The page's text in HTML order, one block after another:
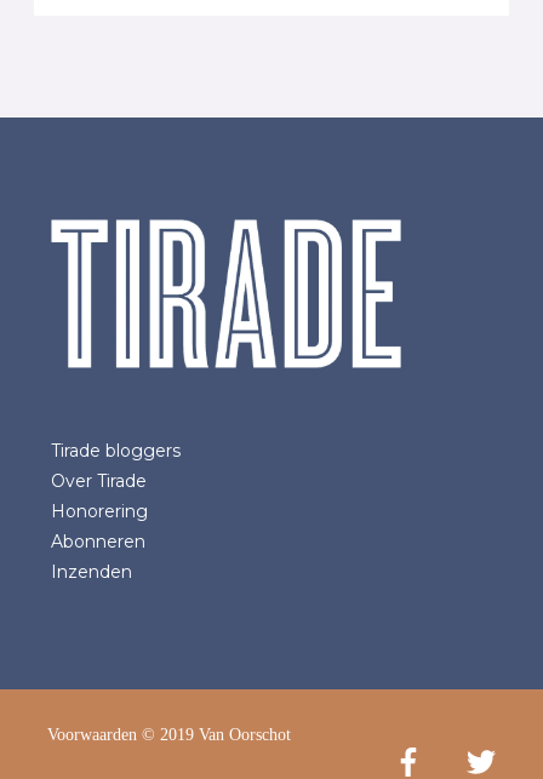
Tirade bloggers
Over Tirade
Honorering
Abonneren
Inzenden
Voorwaarden © 2019 Van Oorschot
Facebook
Twitter